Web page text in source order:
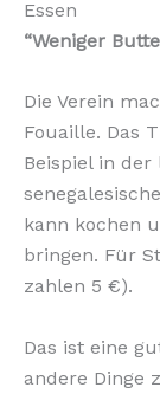
Essen
“Weniger
Die Verein
Fouaille. Das
Beispiel in der
kann kochen
bringen. Für
zahlen 5 €).
Das ist eine
andere Dinge